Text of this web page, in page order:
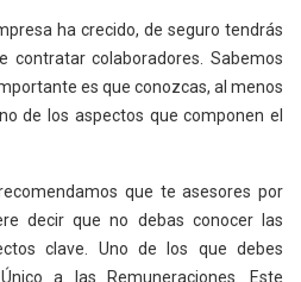
ha crecido, de seguro tendrás
contratar colaboradores. Sabemos
es que conozcas, al menos
de los aspectos que componen el
que te asesores por
decir que no debas conocer las
clave. Uno de los que debes
a las Remuneraciones. Este